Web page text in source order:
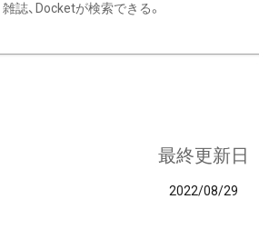
雑誌、Docketが検索できる。
最終更新日
2022/08/29